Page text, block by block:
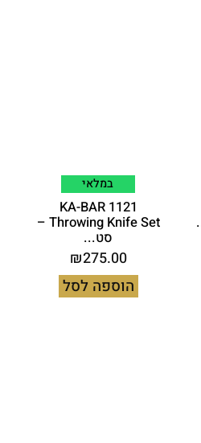
במלאי
KA-BAR 1121
Throwing Knife Set –
סט...
₪275.00
הוספה לסל